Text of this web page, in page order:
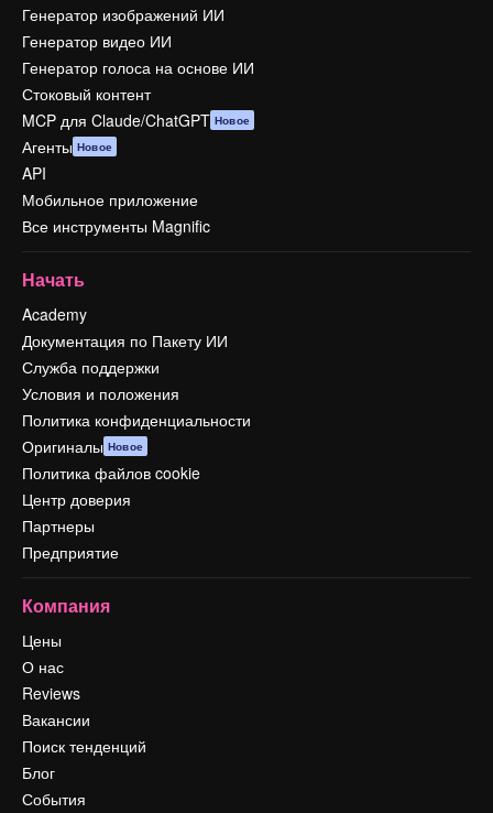
Генератор изображений ИИ
Генератор видео ИИ
Генератор голоса на основе ИИ
Стоковый контент
MCP для Claude/ChatGPT Новое
Агенты Новое
API
Мобильное приложение
Все инструменты Magnific
Начать
Academy
Документация по Пакету ИИ
Служба поддержки
Условия и положения
Политика конфиденциальности
Оригиналы Новое
Политика файлов cookie
Центр доверия
Партнеры
Предприятие
Компания
Цены
О нас
Reviews
Вакансии
Поиск тенденций
Блог
События